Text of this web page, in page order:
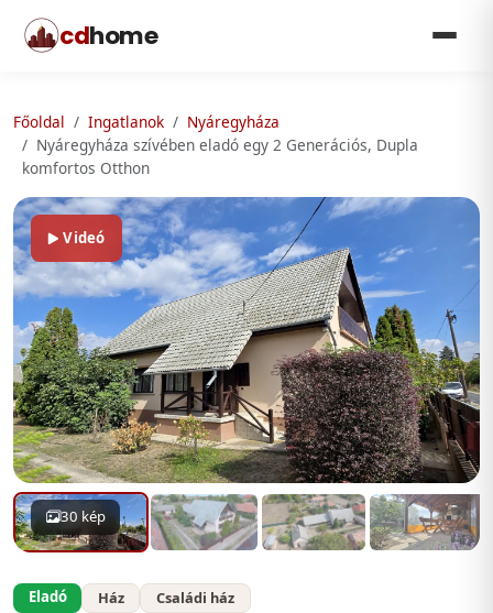
cdhome
Főoldal Ingatlanok
Nyáregyháza
Nyáregyháza szívében eladó egy 2 Generációs, Dupla
komfortos Otthon
30 kép
Videó
Eladó Ház Családi ház